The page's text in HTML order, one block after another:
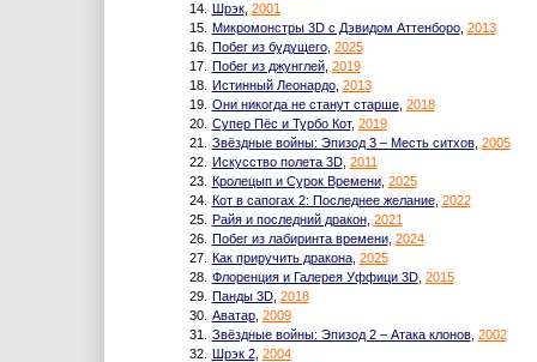
14. Шрэк, 2001
15. Микромонстры 3D с Дэвидом Аттенборо, 2013
16. Побег из будущего, 2025
17. Побег из джунглей, 2019
18. Истинный Леонардо, 2013
19. Они никогда не станут старше, 2018
20. Супер Пёс и Турбо Кот, 2019
21.
Звёздные войны: Эпизод 3 – Месть ситхов, 2005
22. Искусство полета 3D, 2011
23. Кролецып и Сурок Времени, 2025
24. Кот в сапогах 2: Последнее желание, 2022
25. Райя и последний дракон, 2021
26. Побег из лабиринта времени, 2024
27. Как приручить дракона, 2025
28. Флоренция и Галерея Уффици 3D, 2015
29. Панды 3D, 2018
30. Аватар, 2009
31.
Звёздные войны: Эпизод 2 – Атака клонов, 2002
32. Шрэк 2, 2004